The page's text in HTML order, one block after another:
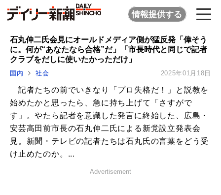
情報提供する
石丸伸二氏会見にオールドメディア側が猛反発「偉そう
に。何が“あなたなら合格”だ」「市長時代と同じで記者
クラブをだしに使いたかっただけ」
国内 社会 2025年01月18日
記者たちの前でいきなり「プロ失格だ！」と説教を
始めたかと思ったら、急に持ち上げて「さすがで
す」。やたら記者を意識した発言に終始した、広島・
安芸高田前市長の石丸伸二氏による新党設立発表会
見。新聞・テレビの記者たちは石丸氏の言葉をどう受
け止めたのか。...
Advertisement